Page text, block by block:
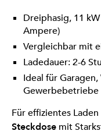
Dreiphasig, 11
Ampere)
Vergleichbar mit
Ladedauer: 2-6
Ideal für
Gewerbebetriebe
Für effizientes
Steckdose mit